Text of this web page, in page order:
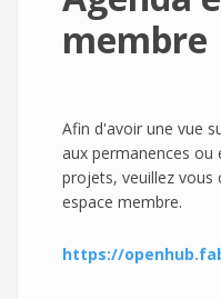
membre
Afin d'avoir une vue
aux permanences
projets, veuillez vous
espace membre.
https://